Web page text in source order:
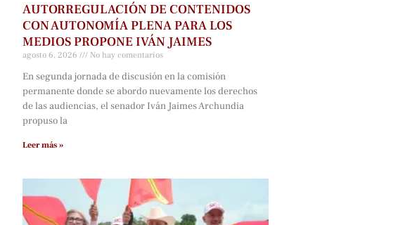
AUTORREGULACIÓN DE CONTENIDOS
CON AUTONOMÍA PLENA PARA LOS
MEDIOS PROPONE IVÁN JAIMES
agosto 6, 2026 No hay comentarios
En segunda jornada de discusión en la comisión
permanente donde se abordo nuevamente los derechos
de las audiencias, el senador Iván Jaimes Archundia
propuso la
Leer más »